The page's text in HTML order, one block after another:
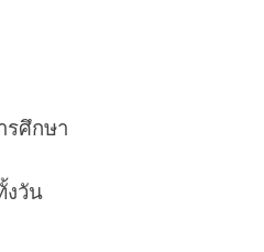
รศึกษา
งวัน